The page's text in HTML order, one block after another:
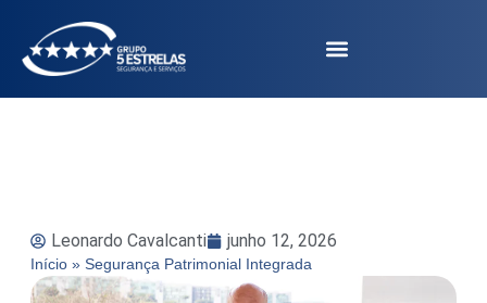
Leonardo Cavalcanti junho 12, 2026
Início» Segurança Patrimonial Integrada